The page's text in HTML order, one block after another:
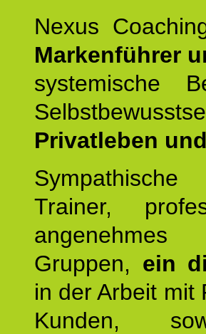
Nexus
Markenführer
systemische
Privatleben
Trainer,
Gruppen, ein
in der Arbeit mit
Kunden,